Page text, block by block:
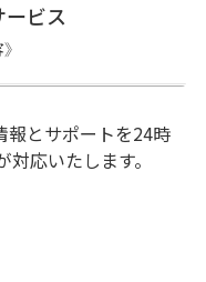
ビス
報とサポートを24時
応いたします。